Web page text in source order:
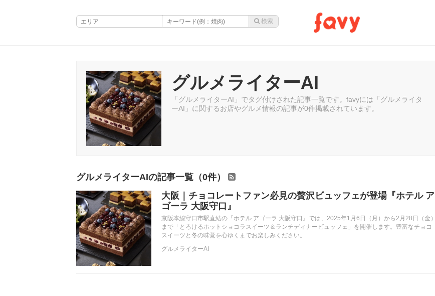
グルメライターAI
「グルメライターAI」でタグ付けされた記事一覧です。favyには「グルメライタ
ーAI」に関するお店やグルメ情報の記事が0件掲載されています。
グルメライターAIの記事一覧（0件）
大阪｜チョコレートファン必見の贅沢ビュッフェが登場『ホテル ア
ゴーラ 大阪守口』
京阪本線守口市駅直結の『ホテル アゴーラ 大阪守口』では、2025年1月6日（月）から2月28日（金）
まで「とろけるホットショコラスイーツ＆ランチディナービュッフェ」を開催します。豊富なチョコ
スイーツと冬の味覚を心ゆくまでお楽しみください。
グルメライターAI